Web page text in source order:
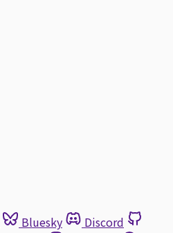
Bluesky
Discord